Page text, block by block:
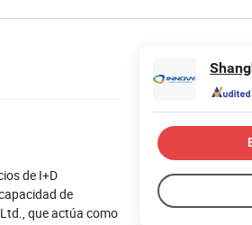
de I+D
de
que actúa como